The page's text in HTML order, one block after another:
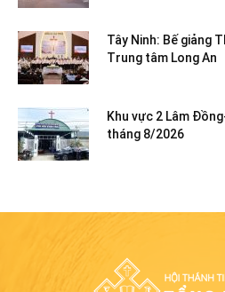
Tây Ninh: Bế giảng
Trung tâm Long An
Khu vực 2 Lâm
tháng 8/2026